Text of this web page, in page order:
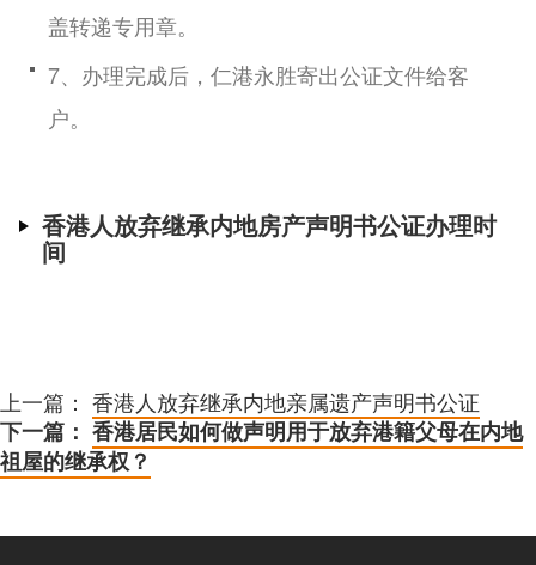
盖转递专用章。
7、办理完成后，仁港永胜寄出公证文件给客
户。
香港人放弃继承内地房产声明书公证办理时
间
上一篇： 香港人放弃继承内地亲属遗产声明书公证
下一篇： 香港居民如何做声明用于放弃港籍父母在内地
祖屋的继承权？